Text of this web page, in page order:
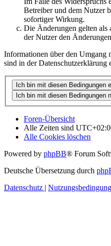
Betreiber und dem Nutzer
sofortiger Wirkung.
Die Änderungen gelten als
der Nutzer den
Informationen über den Umgang
sind in der Datenschutzerklärung
Foren-Übersicht
Alle Zeiten sind
Alle Cookies löschen
Powered by phpBB® Forum
Deutsche Übersetzung durch
Datenschutz |